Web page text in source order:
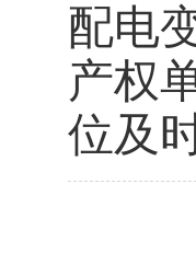
配电
产权
位及